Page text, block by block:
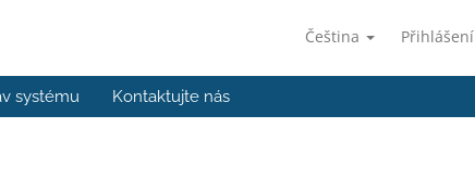
Čeština Přihlášení
systému Kontaktujte nás